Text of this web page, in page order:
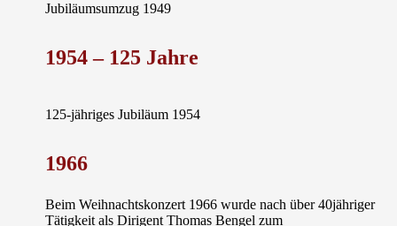
Jubiläumsumzug 1949
1954 – 125 Jahre
125-jähriges Jubiläum 1954
1966
Beim Weihnachtskonzert 1966 wurde nach über 40jähriger
Tätigkeit als DirigentThomas Bengel zum